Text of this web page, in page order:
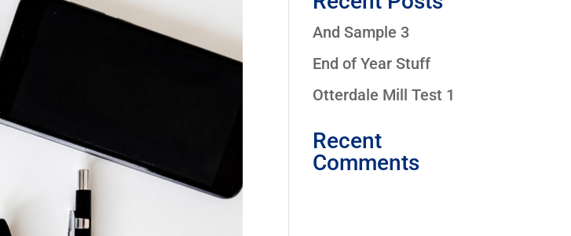
And Sample 3
End of Year Stuff
Otterdale Mill Test 1
Recent
Comments